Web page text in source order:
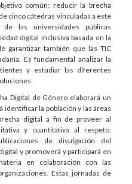
común: reducir la brecha
cinco cátedras vinculadas a este
las universidades públicas
digital inclusiva basada en la
garantizar también que las TIC
Es fundamental analizar la
y estudiar las diferentes
Digital de Género elaborará un
la población y las áreas
digital a fin de proveer al
y cuantitativa al respeto.
de divulgación del
y promoverá y participará en
en colaboración con las
Estas jornadas de